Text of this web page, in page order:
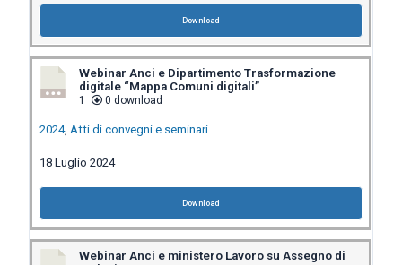
Download
Webinar Anci e Dipartimento Trasformazione
digitale “Mappa Comuni digitali”
1 0 download
2024, Atti di convegni e seminari
18 Luglio 2024
Download
Webinar Anci e ministero Lavoro su Assegno di